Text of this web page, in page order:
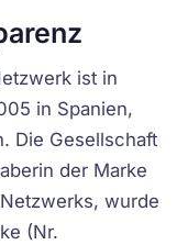
ist in
in Spanien,
Die Gesellschaft
der Marke
wurde
(Nr.